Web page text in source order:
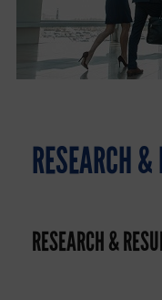
RESEARCH
RESEARCH &